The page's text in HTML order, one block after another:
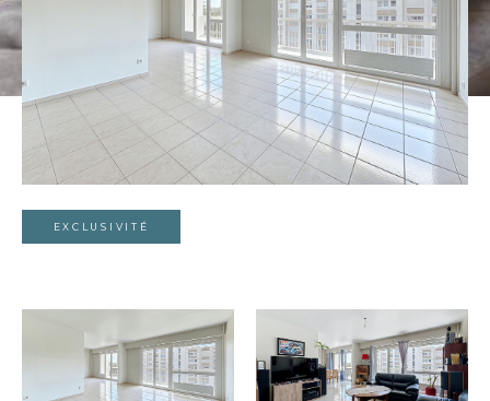
EXCLUSIVITÉ